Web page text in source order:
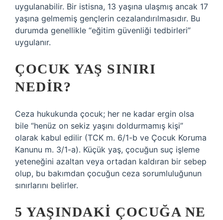
uygulanabilir. Bir istisna, 13 yaşına ulaşmış ancak 17
yaşına gelmemiş gençlerin cezalandırılmasıdır. Bu
durumda genellikle “eğitim güvenliği tedbirleri”
uygulanır.
ÇOCUK YAŞ SINIRI
NEDIR?
Ceza hukukunda çocuk; her ne kadar ergin olsa
bile “henüz on sekiz yaşını doldurmamış kişi”
olarak kabul edilir (TCK m. 6/1-b ve Çocuk Koruma
Kanunu m. 3/1-a). Küçük yaş, çocuğun suç işleme
yeteneğini azaltan veya ortadan kaldıran bir sebep
olup, bu bakımdan çocuğun ceza sorumluluğunun
sınırlarını belirler.
5 YAŞINDAKI ÇOCUĞA NE